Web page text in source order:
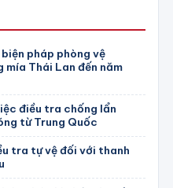
pháp phòng vệ
Thái Lan đến năm
điều tra chống lẩn
từ Trung Quốc
tra tự vệ đối với thanh